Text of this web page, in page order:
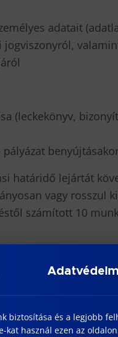
adatait
(leckekönyv,
határidő lejártát
vagy rosszul
számított 10
önkéntes
biztosítása és a legjobb
kat használ ezen az